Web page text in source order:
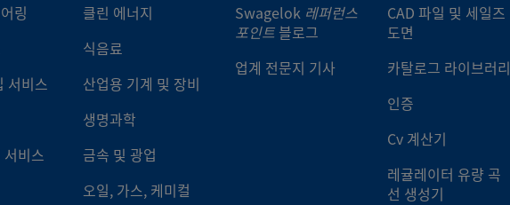
링
서비스
비스
클린 에너지
식음료
산업용 기계 및 장비
생명과학
금속 및 광업
오일, 가스, 케미컬
Swagelok 레퍼런스
포인트 블로그
업계 전문지 기사
CAD 파일 및 세일즈
도면
카탈로그 라이브러리
인증
Cv 계산기
레귤레이터 유량 곡
선 생성기